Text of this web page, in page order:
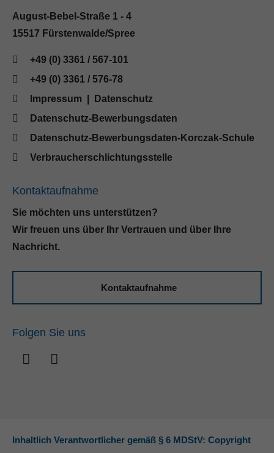
August-Bebel-Straße 1 - 4
15517 Fürstenwalde/Spree
+49 (0) 3361 / 567-101
+49 (0) 3361 / 576-78
Impressum
Datenschutz
Datenschutz-Bewerbungsdaten
Datenschutz-Bewerbungsdaten-Korczak-Schule
Verbraucherschlichtungsstelle
Kontaktaufnahme
Sie möchten uns unterstützen?
Wir freuen uns über Ihr Vertrauen und über Ihre
Nachricht.
Kontaktaufnahme
Folgen Sie uns
Inhaltlich Verantwortlicher gemäß § 6 MDStV: Copyright